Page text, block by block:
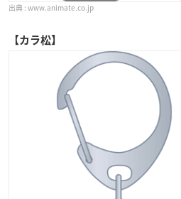
www.animate.co.jp
【カラ松】